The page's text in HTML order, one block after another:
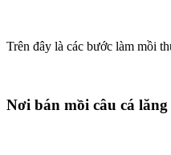
Trên đây là các bước làm mồi
Nơi bán mồi câu cá lăng